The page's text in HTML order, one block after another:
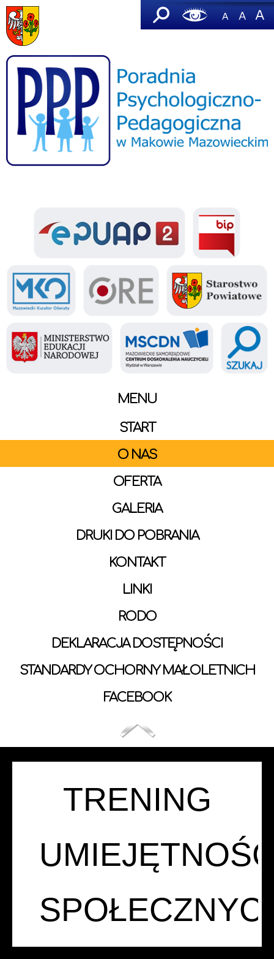
MENU
START
O NAS
OFERTA
GALERIA
DRUKI DO POBRANIA
KONTAKT
LINKI
RODO
DEKLARACJA DOSTĘPNOŚCI
STANDARDY OCHORNY MAŁOLETNICH
FACEBOOK
TRENING